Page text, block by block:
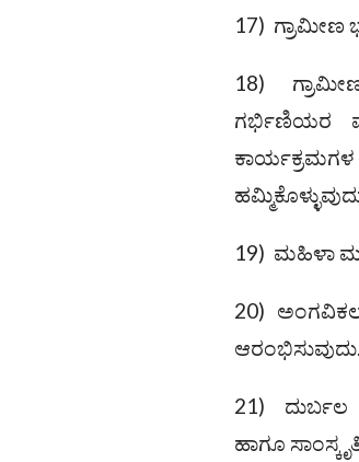
17) ಗ್ರಾಮೀಣ
18)
ಗರ್ಭಿಣಿಯರ
19) ಮಹಿಳಾ
20)
ಆರಂಭಿಸುವುದು.
21) ದುರ್ಬಲ
ಹಾಗೂ